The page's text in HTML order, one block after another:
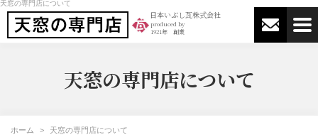
天窓の専門店について
produced by
1921年 創業
日本いぶし瓦株式会社
天窓の専門店について
ホーム 天窓の専門店について